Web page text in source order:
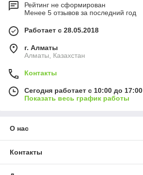
Рейтинг не сформирован
Менее 5 отзывов за последний год
Работает с 28.05.2018
г. Алматы
Алматы, Казахстан
Контакты
Сегодня работает с 10:00 до 17:00
Показать весь график работы
О нас
Контакты